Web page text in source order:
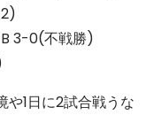
3-0(不戦勝)
1日に2試合戦うな